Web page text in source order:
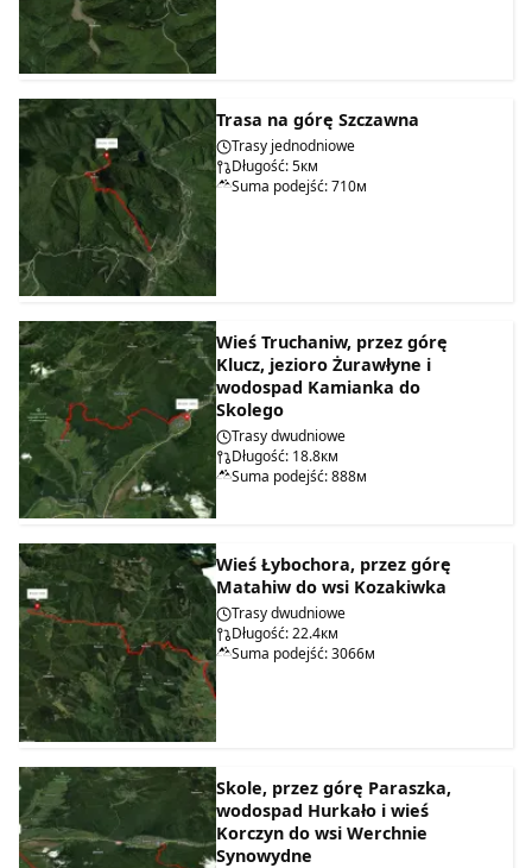
Trasa na górę Szczawna
Trasy jednodniowe
Długość: 5км
Suma podejść: 710м
Wieś Truchaniw, przez górę
Klucz, jezioro Żurawłyne i
wodospad Kamianka do
Skolego
Trasy dwudniowe
Długość: 18.8км
Suma podejść: 888м
Wieś Łybochora, przez górę
Matahiw do wsi Kozakiwka
Trasy dwudniowe
Długość: 22.4км
Suma podejść: 3066м
Skole, przez górę Paraszka,
wodospad Hurkało i wieś
Korczyn do wsi Werchnie
Synowydne